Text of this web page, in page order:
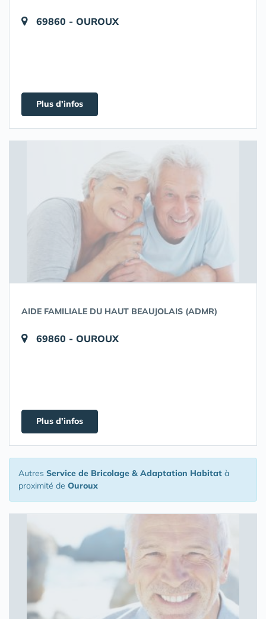
69860 - OUROUX
Plus d'infos
AIDE FAMILIALE DU HAUT BEAUJOLAIS (ADMR)
69860 - OUROUX
Plus d'infos
Autres Service de Bricolage & Adaptation Habitat à
proximité de Ouroux